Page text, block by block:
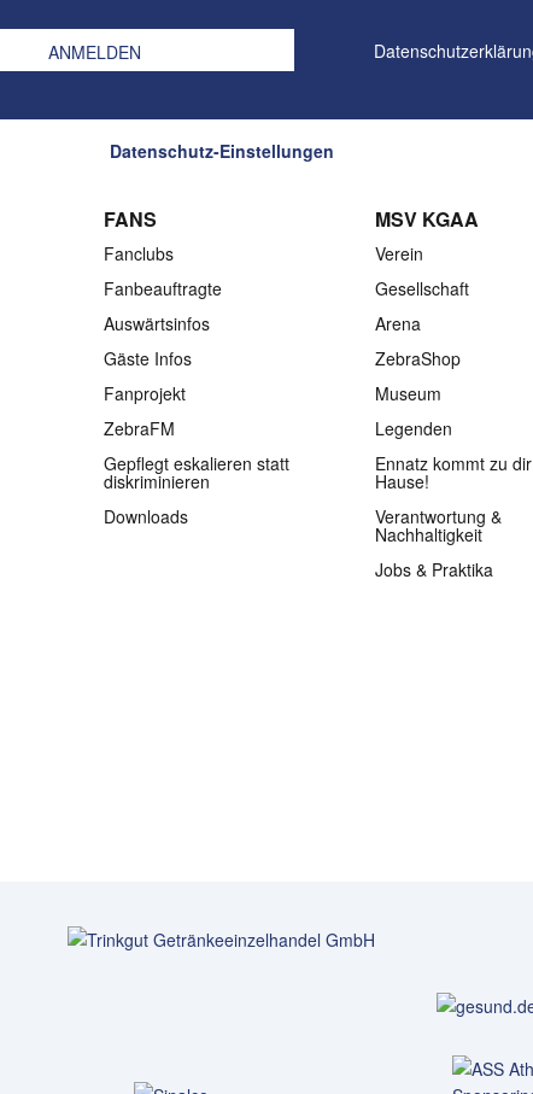
Datenschutz-Einstellungen
FANS
Fanclubs
Fanbeauftragte
Auswärtsinfos
Gäste Infos
Fanprojekt
ZebraFM
Gepflegt eskalieren statt
diskriminieren
Downloads
MSV KGAA
Verein
Gesellschaft
Arena
ZebraShop
Museum
Legenden
Ennatz kommt zu
Hause!
Verantwortung &
Nachhaltigkeit
Jobs & Praktika